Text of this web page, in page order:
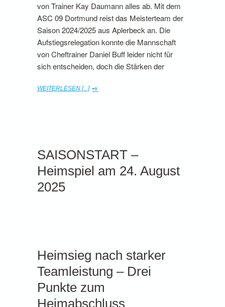
von Trainer Kay Daumann alles ab. Mit dem
ASC 09 Dortmund reist das Meisterteam der
Saison 2024/2025 aus Aplerbeck an. Die
Aufstiegsrelegation konnte die Mannschaft
von Cheftrainer Daniel Buff leider nicht für
sich entscheiden, doch die Stärken der
WEITERLESEN [...]
SAISONSTART –
Heimspiel am 24. August
2025
Heimsieg nach starker
Teamleistung – Drei
Punkte zum
Heimabschluss